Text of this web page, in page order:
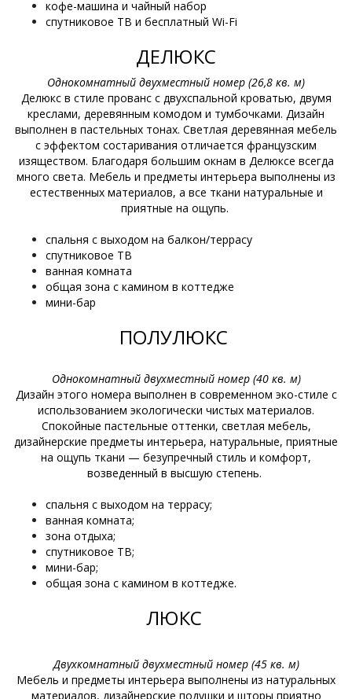
кофе-машина и чайный набор
спутниковое ТВ и бесплатный Wi-Fi
ДЕЛЮКС
Однокомнатный двухместный номер (26,8 кв. м)
Делюкс в стиле прованс с двухспальной кроватью, двумя
креслами, деревянным комодом и тумбочками. Дизайн
выполнен в пастельных тонах. Светлая деревянная мебель
с эффектом состаривания отличается французским
изяществом. Благодаря большим окнам в Делюксе всегда
много света. Мебель и предметы интерьера выполнены из
естественных материалов, а все ткани натуральные и
приятные на ощупь.
спальня с выходом на балкон/террасу
спутниковое ТВ
ванная комната
общая зона с камином в коттедже
мини-бар
ПОЛУЛЮКС
Однокомнатный двухместный номер (40 кв. м)
Дизайн этого номера выполнен в современном эко-стиле с
использованием экологически чистых материалов.
Спокойные пастельные оттенки, светлая мебель,
дизайнерские предметы интерьера, натуральные, приятные
на ощупь ткани — безупречный стиль и комфорт,
возведенный в высшую степень.
спальня с выходом на террасу;
ванная комната;
зона отдыха;
спутниковое ТВ;
мини-бар;
общая зона с камином в коттедже.
ЛЮКС
Двухкомнатный двухместный номер (45 кв. м)
Мебель и предметы интерьера выполнены из натуральных
материалов, дизайнерские подушки и шторы приятно